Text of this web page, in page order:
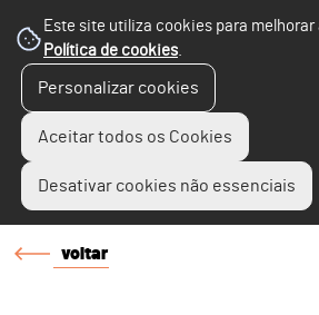
Este site utiliza cookies para
Política de cookies.
Personalizar cookies
Aceitar todos os Cookies
Desativar cookies não essenciais
voltar